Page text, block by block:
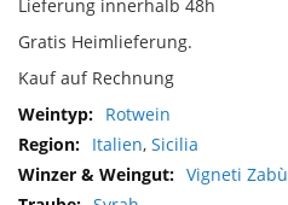
Lieferung innerhalb 48h
Gratis Heimlieferung.
Kauf auf Rechnung
Mehr
Informationen
Rotwein
Italien, Sicilia
Vigneti Zabù